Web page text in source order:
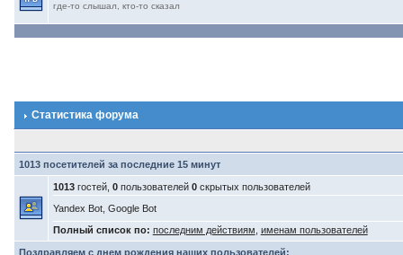
где-то слышал, кто-то сказал
Статистика форума
1013 посетителей за последние 15 минут
1013гостей, 0пользователей 0скрытых пользователей
Yandex Bot, Google Bot
Полный список по: последним действиям именам пользователей
Поздравляем с днем рождения наших пользователей: